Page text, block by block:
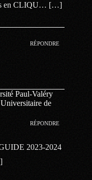
en CLIQU… […]
RÉPONDRE
Paul-Valéry
de
RÉPONDRE
2023-2024